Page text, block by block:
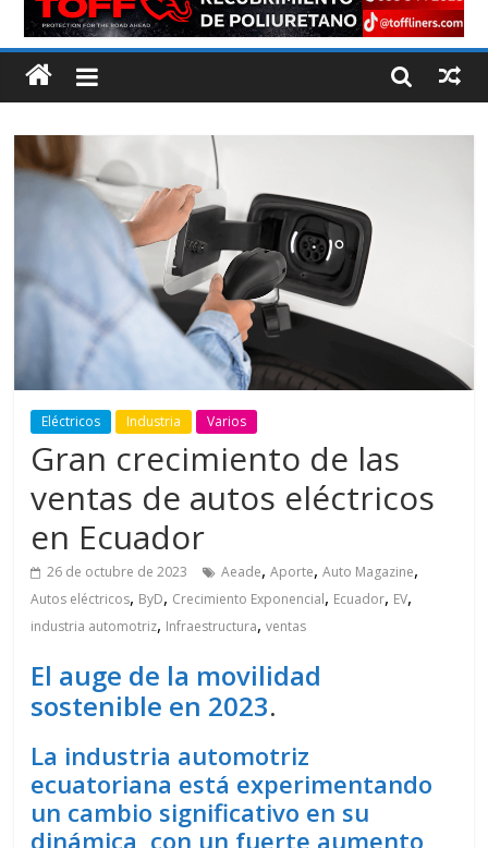
Eléctricos Industria Varios
Gran crecimiento de las
ventas de autos eléctricos
en Ecuador
26 de octubre de 2023 Aeade,Aporte,Auto Magazine,
Autos eléctricos, ByD, Crecimiento Exponencial, Ecuador, EV,
industria automotriz, Infraestructura,ventas
El auge de la movilidad
sostenible en 2023.
La industria automotriz
ecuatoriana está experimentando
un cambio significativo en su
dinámica, con un fuerte aumento